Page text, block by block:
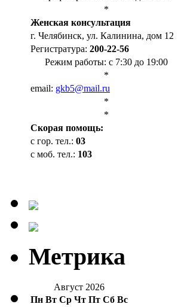
*
Женская консультация
г. Челябинск, ул. Калинина, дом 12
Регистратура: 200-22-56
Режим работы: с 7:30 до 19:00
*
email: gkb5@mail.ru
*
*
Cкорая помощь:
с гор. тел.: 03
с моб. тел.: 103
Метрика
Август 2026
Пн Вт Ср Чт Пт Сб Вс